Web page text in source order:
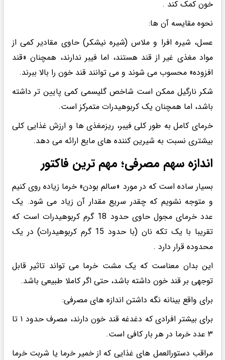
خون کمک کند .
نحوه مقایسه آن ها:
عسل، شیره افرا و ملاس (شیره نیشکر) حاوی مقادیر کمی از
مواد مغذی غیر از قند هستند، اما فیبر ندارند، همچنان «قند
افزوده» محسوب می شوند و می توانند قند خون را بالا ببرند.
شکر نارگیل ممکن است شاخص گلیسمی کمی پایین تر داشته
باشد، اما همچنان یک کربوهیدرات متمرکز است.
خرمای کامل به طور کلی فیبر، ریزمغذی ها و ارزش غذایی کلی
بیشتری نسبت به شیرین کننده های مایع ارائه می دهد.
اندازه سهم مصرفی؛ مهم ترین فاکتور
بسیار ساده است که در مورد «سالم بودن» خرما زیاده روی کنیم
و متوجه نشویم که چقدر سریع مقدار آن زیاد می شود. یک
عدد خرمای مجول حاوی حدود 18 گرم کربوهیدرات است که
تقریبا با یک تکه نان (با حدود 15 گرم کربوهیدرات) در یک
محدوده قرار دارد .
این بدان معناست که یک مشت خرما می تواند تاثیر قابل
توجهی بر قند خون داشته باشد، حتی اگر کاملا طبیعی باشد.
برای واقع بینانه نگه داشتن اندازه های مصرفی:
برای بیشتر افرادی که دغدغه قند خون دارند، مصرف حدود ۱ تا
۳ عدد خرما در هر بار کافی است.
مراقب دستورالعمل های غذایی که از خمیر خرما یا شربت خرما